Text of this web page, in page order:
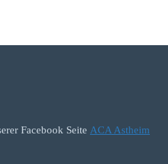
Facebook Seite ACA Astheim